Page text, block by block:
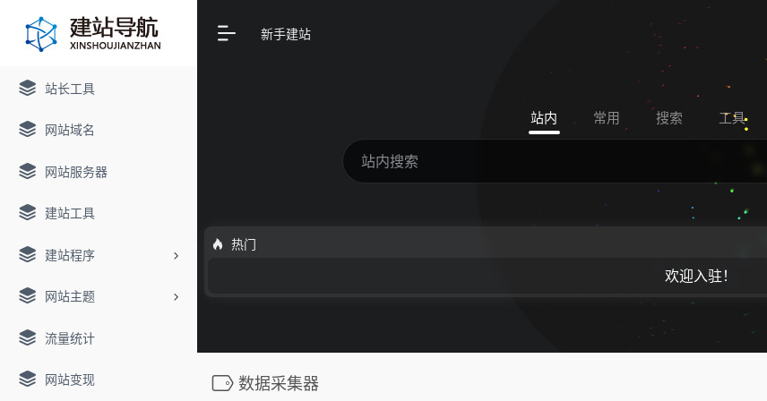
站长工具
网站域名
网站服务器
建站工具
建站程序
网站主题
流量统计
网站变现
新手建站
站内 常用 搜索 工具
热门
欢迎入驻！
数据采集器